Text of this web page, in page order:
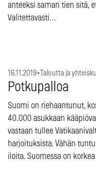
anteeksi saman tien sitä,
Valitettavasti…
16.11.2019• Taloutta ja
Potkupalloa
Suomi on riehaantunut,
40.000 asukkaan
vastaan tullee
harjoituksista. Vähän
iloita. Suomessa on